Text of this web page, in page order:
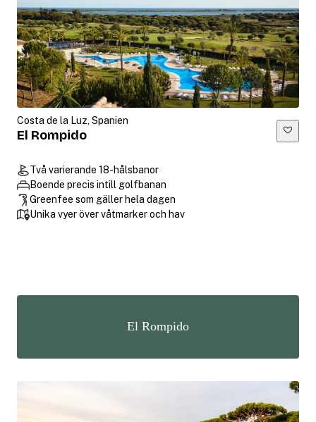
Costa de la Luz, Spanien
El Rompido
Två varierande 18-hålsbanor
Boende precis intill golfbanan
Greenfee som gäller hela dagen
Unika vyer över våtmarker och hav
El Rompido